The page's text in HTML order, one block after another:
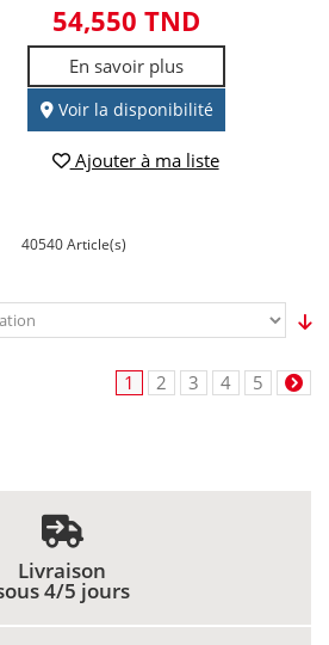
54,550 TND
En savoir plus
Voir la disponibilité
Ajouter à ma liste
40540 Article(s)
1 2 3 4 5
Livraison
4/5 jours